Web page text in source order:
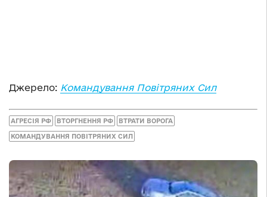
Джерело: Командування Повітряних Сил
АГРЕСІЯ РФ ВТОРГНЕННЯ РФ ВТРАТИ ВОРОГА
КОМАНДУВАННЯ ПОВІТРЯНИХ СИЛ